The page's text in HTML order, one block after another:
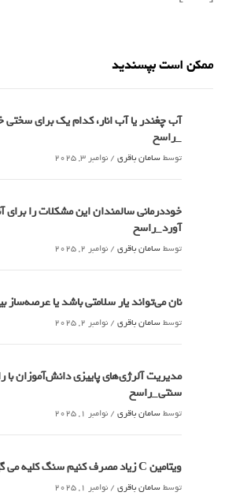
ممکن است بپسندید
آب چغندر یا آب انار، کدام‌ یک برای
_راسخ
توسطسامان باقری / نوامبر 3, 2025
خوددرمانی سالمندان این مشکلات را برای
آورد_راسخ
توسطسامان باقری / نوامبر 2, 2025
نان می‌تواند یار سلامتی باشد یا عرصه‌ساز
توسطسامان باقری / نوامبر 2, 2025
مدیریت آلرژی‌های پاییزی دانش‌آموزان با
سنتی_راسخ
توسطسامان باقری / نوامبر 1, 2025
ویتامین C زیاد مصرف کنیم سنگ کلیه می گیریم؟_راسخ
توسطسامان باقری / نوامبر 1, 2025